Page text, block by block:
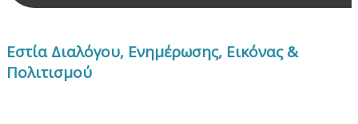
Εστία Διαλόγου, Ενημέρωσης, Εικόνας &
Πολιτισμού